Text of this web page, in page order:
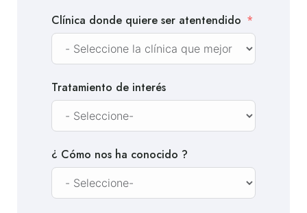
Clínica donde quiere ser atentendido
Tratamiento de interés
¿ Cómo nos ha conocido ?